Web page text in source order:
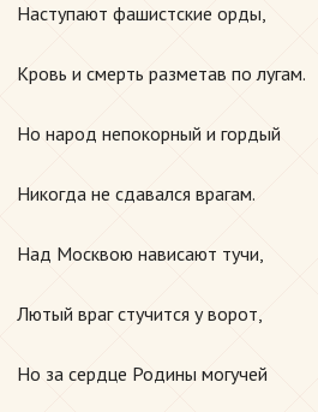
Наступают фашистские орды,
Кровь и смерть разметав по лугам.
Но народ непокорный и гордый
Никогда не сдавался врагам.
Над Москвою нависают тучи,
Лютый враг стучится у ворот,
Но за сердце Родины могучей